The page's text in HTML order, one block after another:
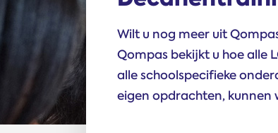
Wilt u nog meer uit
Qompas bekijkt u hoe alle
alle schoolspecifieke
eigen opdrachten, kunnen